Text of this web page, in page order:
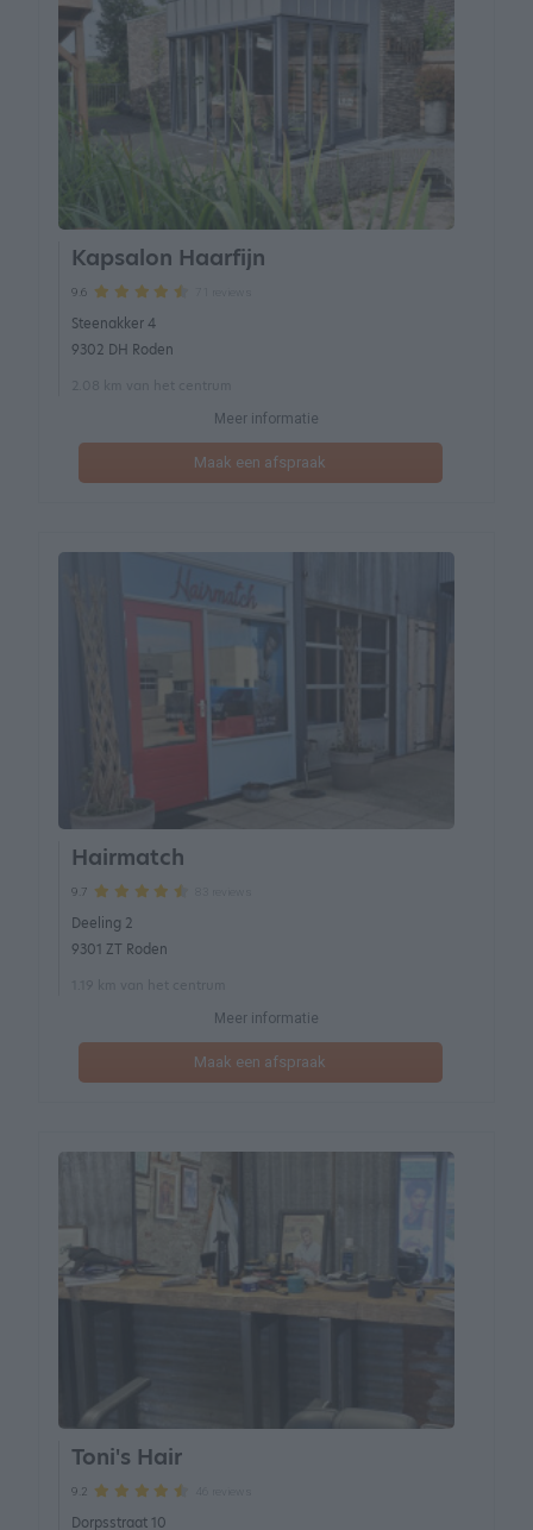
Kapsalon Haarfijn
9.6
Steenakker 4
9302 DH Roden
Meer informatie
Maak een afspraak
Hairmatch
9.7
Deeling 2
9301 ZT Roden
Meer informatie
Maak een afspraak
Toni's Hair
9.2
Dorpsstraat 10